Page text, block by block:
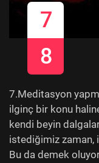
7
8
7.Meditasyon
ilginç bir konu
kendi beyin
istediğimiz zaman,
Bu da demek